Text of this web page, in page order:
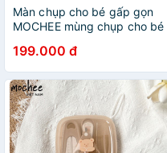
Màn chụp cho bé gấp gọn
MOCHEE mùng chụp cho bé
giường và nôi cũi made in
Vietnam
199.000 đ